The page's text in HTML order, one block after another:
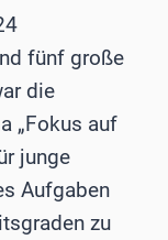
fünf große
die
„Fokus auf
junge
Aufgaben
zu